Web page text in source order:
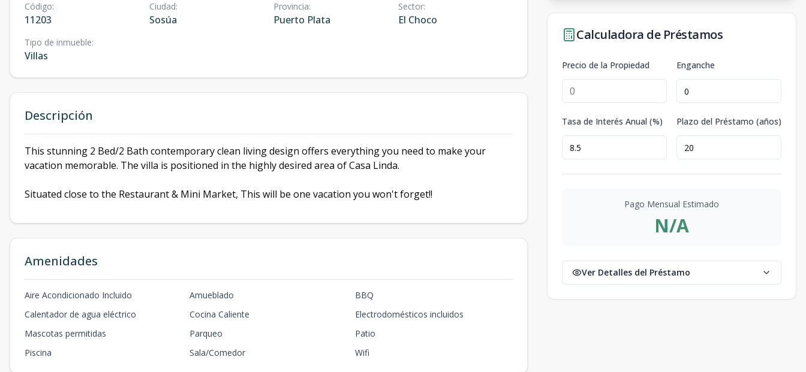
Código:
11203
Ciudad:
Sosúa
Provincia:
Puerto Plata
Sector:
El Choco
Tipo de inmueble:
Villas
Descripción
This stunning 2 Bed/2 Bath contemporary clean living design offers everything you need to make your
vacation memorable. The villa is positioned in the highly desired area of Casa Linda.
Situated close to the Restaurant & Mini Market, This will be one vacation you won't forget!!
Amenidades
Aire Acondicionado Incluido Amueblado
BBQ
Calentador de agua eléctrico
Cocina Caliente
Electrodomésticos incluidos
Mascotas permitidas
Parqueo
Patio
Piscina
Sala/Comedor Wifi
Calculadora de Préstamos
Precio de la Propiedad Enganche
Tasa de Interés Anual (%) Plazo del Préstamo (años)
Pago Mensual Estimado
N/A
Ver Detalles del Préstamo